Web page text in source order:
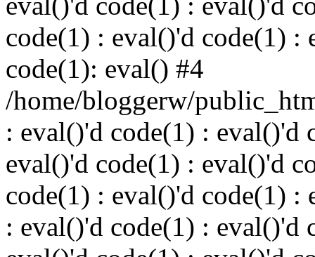
code(1) : eval()'d code(1) :
code(1): eval() #4
/home/bloggerw/
: eval()'d code(1) : eval()'d
eval()'d code(1) : eval()'d
code(1) : eval()'d code(1) :
: eval()'d code(1) : eval()'d